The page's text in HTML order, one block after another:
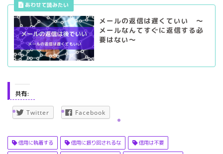
メールの返信は遅くていい ～
メールなんてすぐに返信する必
要はない～
共有:
Twitter Facebook
信用に執着する 信用に振り回されるな 信用は不要